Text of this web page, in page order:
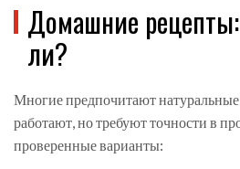
Домашние
ли?
Многие предпочитают
работают, но требуют точности в
проверенные варианты: